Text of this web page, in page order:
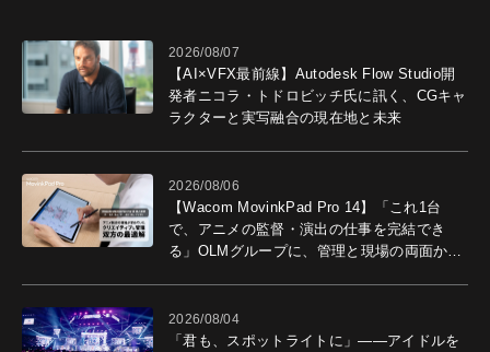
2026/08/07
【AI×VFX最前線】Autodesk Flow Studio開
発者ニコラ・トドロビッチ氏に訊く、CGキャ
ラクターと実写融合の現在地と未来
2026/08/06
【Wacom MovinkPad Pro 14】「これ1台
で、アニメの監督・演出の仕事を完結でき
る」OLMグループに、管理と現場の両面から
2026/08/04
「君も、スポットライトに」――アイドルを